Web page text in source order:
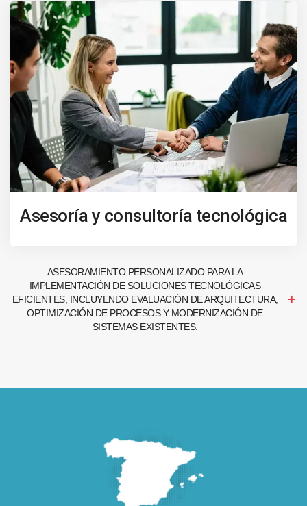
Asesoría y consultoría tecnológica
ASESORAMIENTO PERSONALIZADO PARA LA
IMPLEMENTACIÓN DE SOLUCIONES TECNOLÓGICAS
EFICIENTES, INCLUYENDO EVALUACIÓN DE ARQUITECTURA,
OPTIMIZACIÓN DE PROCESOS Y MODERNIZACIÓN DE
SISTEMAS EXISTENTES.